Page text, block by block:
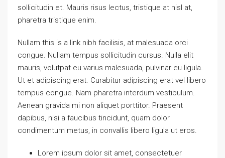
sollicitudin et. Mauris risus lectus, tristique at nisl at,
pharetra tristique enim.
Nullam this is a link nibh facilisis, at malesuada orci
congue. Nullam tempus sollicitudin cursus. Nulla elit
mauris, volutpat eu varius malesuada, pulvinar eu ligula.
Ut et adipiscing erat. Curabitur adipiscing erat vel libero
tempus congue. Nam pharetra interdum vestibulum.
Aenean gravida mi non aliquet porttitor. Praesent
dapibus, nisi a faucibus tincidunt, quam dolor
condimentum metus, in convallis libero ligula ut eros.
Lorem ipsum dolor sit amet, consectetuer